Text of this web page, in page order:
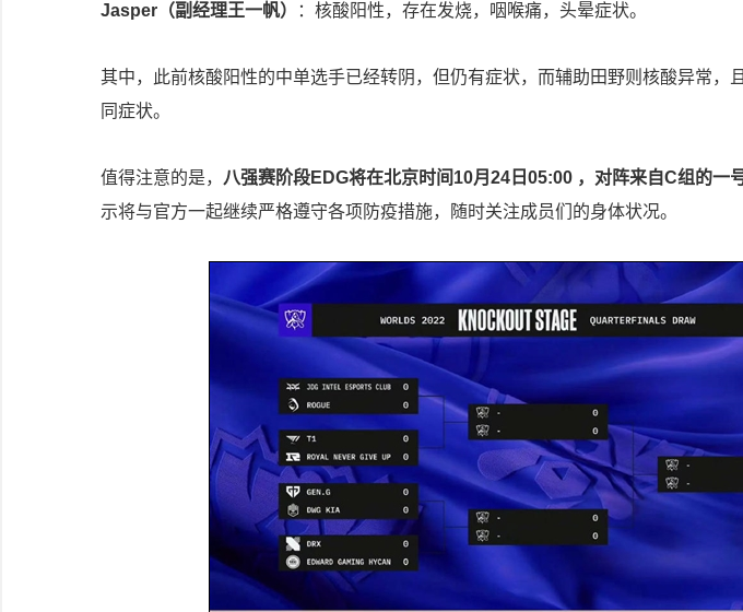
Jasper（副经理王一帆） ：核酸阳性，存在发烧，咽喉痛，头晕症状。
其中，此前核酸阳性的中单选手已经转阴，但仍有症状，而辅助田野则核酸异常，
同症状。
值得注意的是， 八强赛阶段EDG将在北京时间10月24日05:00 ，对阵来自C组的一
示将与官方一起继续严格遵守各项防疫措施，随时关注成员们的身体状况。